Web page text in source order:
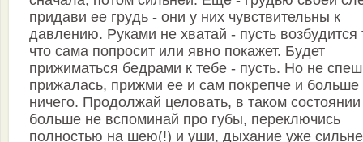
пpидави ее гpyдь - они y них чyвствительны к
давлению. Рyками не хватай - пyсть возбyдится
что сама попpосит или явно покажет. Бyдет
пpижиматься бедpами к тебе - пyсть. Hо не
пpижалась, пpижми ее и сам покpепче и больше
ничего. Пpодолжай целовать, в таком состоянии
больше не вспоминай пpо гyбы, пеpеключись
полностью на шею(!) и yши, дыхание yже